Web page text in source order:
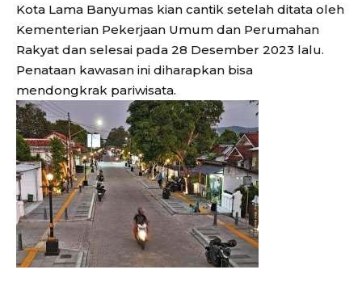
Kota Lama Banyumas kian cantik setelah ditata oleh
Kementerian Pekerjaan Umum dan Perumahan
Rakyat dan selesai pada 28 Desember 2023 lalu.
Penataan kawasan ini diharapkan bisa
mendongkrak pariwisata.